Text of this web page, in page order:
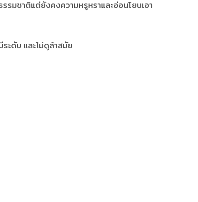
รมชาติแต่ยังคงความหรูหราและอ่อนโยนเอา
ะดับ และไม่ดูล้าสมัย